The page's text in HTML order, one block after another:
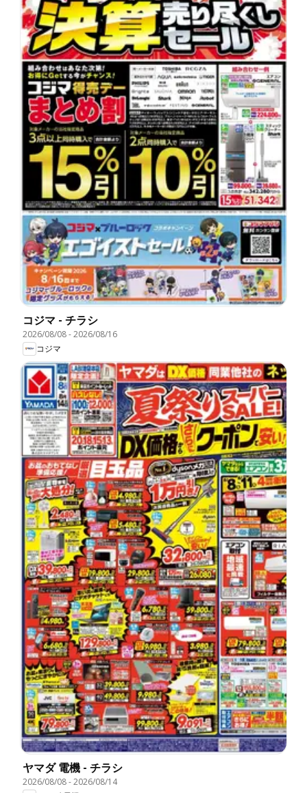
コジマ - チラシ
2026/08/08-2026/08/16
コジマ
ヤマダ 電機 - チラシ
2026/08/08-2026/08/14